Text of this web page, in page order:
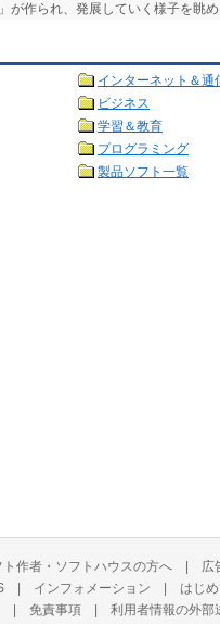
が作られ、発展していく様子を眺
インターネット＆通
ビジネス
学習＆教育
プログラミング
製品ソフト一覧
ト作者・ソフトハウスの方へ | 広
| インフォメーション | はじ
| 免責事項 | 利用者情報の外部